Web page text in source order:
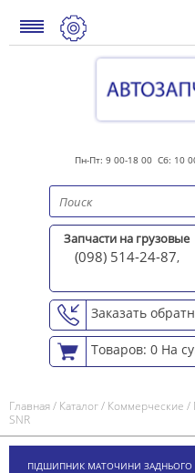
Пн-Пт: 9 00-18 00 Сб: 10
Запчасти на грузовые
(098) 514-24-87,
Заказать
Товаров: 0 На
Главная/ Каталог/ Коммерческие /
SNR
ПІДШИПНИК МАТОЧИНИ ЗАДНЬОГО